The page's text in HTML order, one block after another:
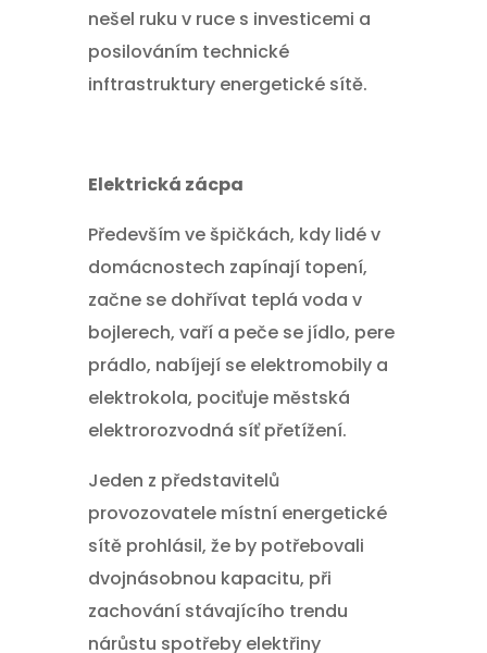
nešel ruku v ruce s investicemi a
posilováním technické
inftrastruktury energetické sítě.
Elektrická zácpa
Především ve špičkách, kdy lidé v
domácnostech zapínají topení,
začne se dohřívat teplá voda v
bojlerech, vaří a peče se jídlo, pere
prádlo, nabíjejí se elektromobily a
elektrokola, pociťuje městská
elektrorozvodná síť přetížení.
Jeden z představitelů
provozovatele místní energetické
sítě prohlásil, že by potřebovali
dvojnásobnou kapacitu, při
zachování stávajícího trendu
nárůstu spotřeby elektřiny